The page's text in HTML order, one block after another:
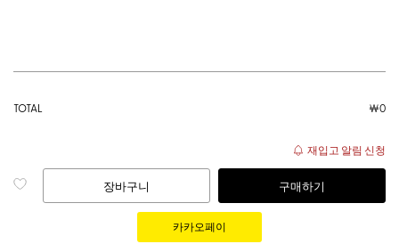
TOTAL ￦0
재입고 알림 신청
장바구니 구매하기